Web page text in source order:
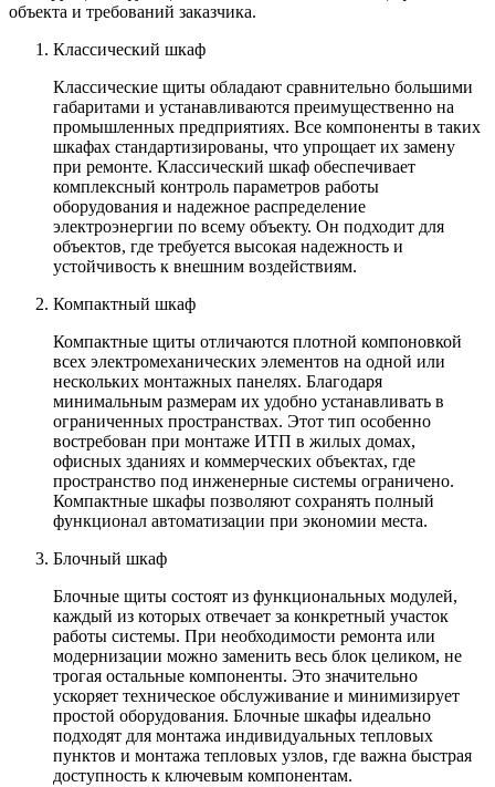
объекта и требований заказчика.
Классический шкаф
Классические щиты обладают сравнительно большими
габаритами и устанавливаются преимущественно на
промышленных предприятиях. Все компоненты в таких
шкафах стандартизированы, что упрощает их замену
при ремонте. Классический шкаф обеспечивает
комплексный контроль параметров работы
оборудования и надежное распределение
электроэнергии по всему объекту. Он подходит для
объектов, где требуется высокая надежность и
устойчивость к внешним воздействиям.
Компактный шкаф
Компактные щиты отличаются плотной компоновкой
всех электромеханических элементов на одной или
нескольких монтажных панелях. Благодаря
минимальным размерам их удобно устанавливать в
ограниченных пространствах. Этот тип особенно
востребован при монтаже ИТП в жилых домах,
офисных зданиях и коммерческих объектах, где
пространство под инженерные системы ограничено.
Компактные шкафы позволяют сохранять полный
функционал автоматизации при экономии места.
Блочный шкаф
Блочные щиты состоят из функциональных модулей,
каждый из которых отвечает за конкретный участок
работы системы. При необходимости ремонта или
модернизации можно заменить весь блок целиком, не
трогая остальные компоненты. Это значительно
ускоряет техническое обслуживание и минимизирует
простой оборудования. Блочные шкафы идеально
подходят для монтажа индивидуальных тепловых
пунктов и монтажа тепловых узлов, где важна быстрая
доступность к ключевым компонентам.